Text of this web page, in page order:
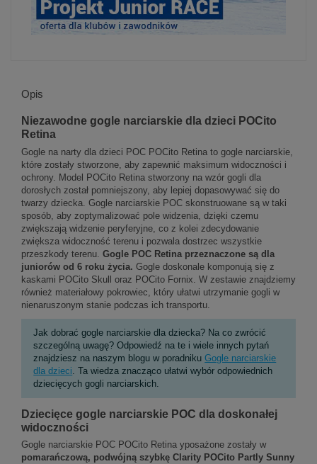
Opis
Niezawodne gogle narciarskie dla dzieci POCito
Retina
Gogle na narty dla dzieci POC POCito Retina to gogle narciarskie,
które zostały stworzone, aby zapewnić maksimum widoczności i
ochrony. Model POCito Retina stworzony na wzór gogli dla
dorosłych został pomniejszony, aby lepiej dopasowywać się do
twarzy dziecka. Gogle narciarskie POC skonstruowane są w taki
sposób, aby zoptymalizować pole widzenia, dzięki czemu
zwiększają widzenie peryferyjne, co z kolei zdecydowanie
zwiększa widoczność terenu i pozwala dostrzec wszystkie
przeszkody terenu. Gogle POC Retina przeznaczone są dla
juniorów od 6 roku życia. Gogle doskonale komponują się z
kaskami POCito Skull oraz POCito Fornix. W zestawie znajdziemy
również materiałowy pokrowiec, który ułatwi utrzymanie gogli w
nienaruszonym stanie podczas ich transportu.
Jak dobrać gogle narciarskie dla dziecka? Na co zwrócić
szczególną uwagę? Odpowiedź na te i wiele innych pytań
znajdziesz na naszym blogu w poradnikuGogle narciarskie
dla dzieci . Ta wiedza znacząco ułatwi wybór odpowiednich
dziecięcych gogli narciarskich.
Dziecięce gogle narciarskie POC dla doskonałej
widoczności
Gogle narciarskie POC POCito Retina yposażone zostały w
pomarańczową, podwójną szybkę Clarity POCito Partly Sunny